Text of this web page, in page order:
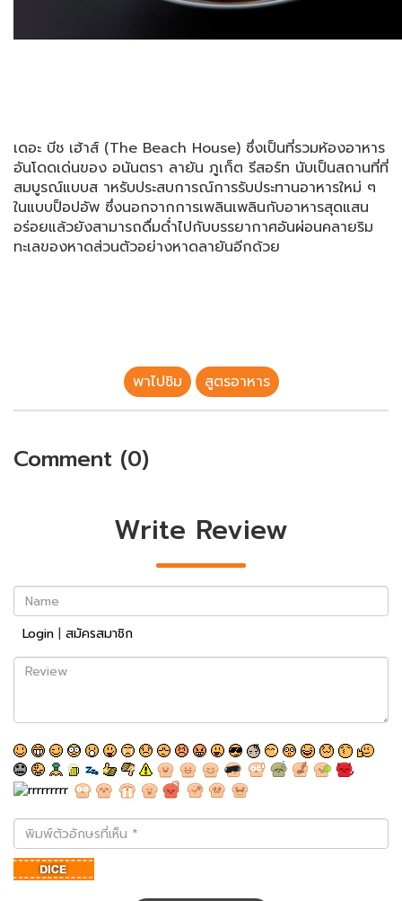
เดอะ บีช เฮ้าส์ (The Beach House) ซึ่งเป็นที่รวมห้องอาหาร
อันโดดเด่นของ อนันตรา ลายัน ภูเก็ต รีสอร์ท นับเป็นสถานที่ที่
สมบูรณ์แบบส าหรับประสบการณ์การรับประทานอาหารใหม่ ๆ
ในแบบป็อปอัพ ซึ่งนอกจากการเพลินเพลินกับอาหารสุดแสน
อร่อยแล้วยังสามารถดื่มด่ำไปกับบรรยากาศอันผ่อนคลายริม
ทะเลของหาดส่วนตัวอย่างหาดลายันอีกด้วย
พาไปชิม สูตรอาหาร
Comment (0)
Write Review
Name
Login | สมัครสมาชิก
Review
พิมพ์
ตัว
อักษร
ที่